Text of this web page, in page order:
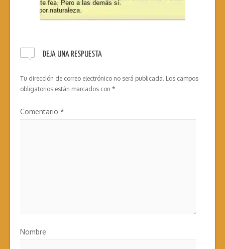
DEJA UNA RESPUESTA
Tu dirección de correo electrónico no será publicada. Los campos
obligatorios están marcados con *
Comentario *
Nombre